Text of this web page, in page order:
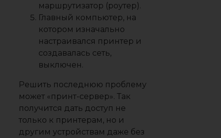
маршрутизатор (роутер).
Главный компьютер, на
котором изначально
настраивался принтер и
создавалась сеть,
выключен.
Решить последнюю проблему
может «принт-сервер». Так
получится дать доступ не
только к принтерам, но и
другим устройствам даже без